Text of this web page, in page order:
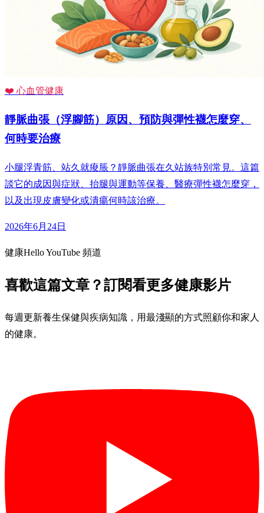
❤️ 心血管健康
靜脈曲張（浮腳筋）原因、預防與彈性襪怎麼穿、
何時要治療
小腿浮青筋、站久就痠脹？靜脈曲張在久站族特別常見。這篇
談它的成因與症狀、抬腿與運動等保養、醫療彈性襪怎麼穿，
以及出現皮膚變化或潰瘍何時該治療。
2026年6月24日
健康Hello YouTube 頻道
喜歡這篇文章？訂閱看更多健康影片
每週更新養生保健與疾病知識，用最淺顯的方式照顧你和家人
的健康。